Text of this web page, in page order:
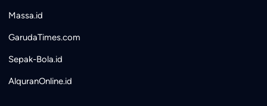
Massa.id
GarudaTimes.com
Sepak-Bola.id
AlquranOnline.id